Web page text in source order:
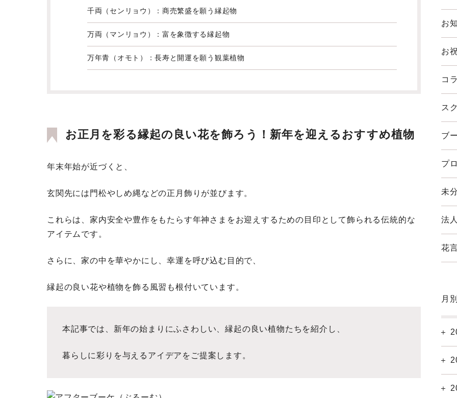
千両（センリョウ）：商売繁盛を願う縁起物
万両（マンリョウ）：富を象徴する縁起物
万年青（オモト）：長寿と開運を願う観葉植物
お正月を彩る縁起の良い花を飾ろう！新年を迎えるおすすめ植物
年末年始が近づくと、
玄関先には門松やしめ縄などの正月飾りが並びます。
これらは、家内安全や豊作をもたらす年神さまをお迎えするための目印として飾られる伝統的な
アイテムです。
さらに、家の中を華やかにし、幸運を呼び込む目的で、
縁起の良い花や植物を飾る風習も根付いています。
本記事では、新年の始まりにふさわしい、縁起の良い植物たちを紹介し、
暮らしに彩りを与えるアイデアをご提案します。
お
お
コ
ス
ブ
プ
未
法
花
月